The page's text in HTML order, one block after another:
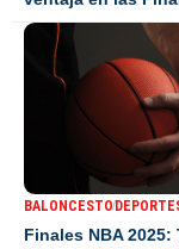
BALONCESTO
Finales NBA